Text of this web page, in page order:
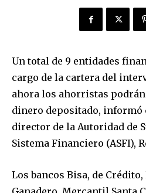
Un total de 9 entidades
cargo de la cartera del
ahora los ahorristas
dinero depositado, informó
director de la Autoridad de
Sistema Financiero (ASFI),
Los bancos Bisa, de